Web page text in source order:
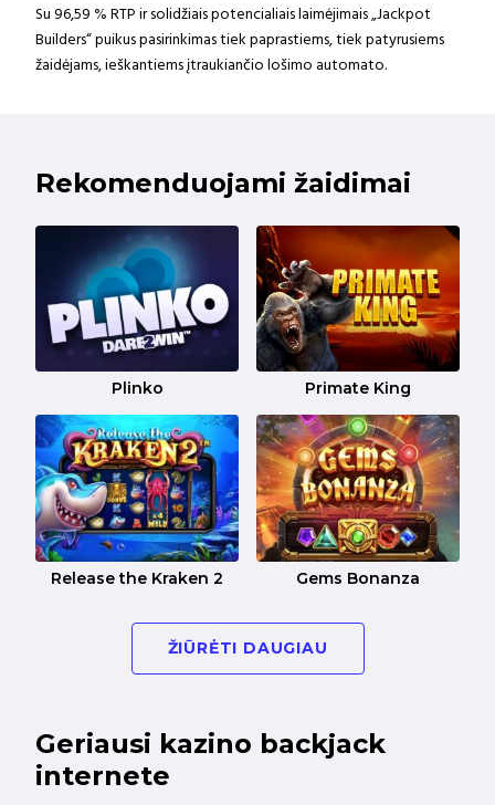
Su 96,59 % RTP ir solidžiais potencialiais laimėjimais „Jackpot
Builders“ puikus pasirinkimas tiek paprastiems, tiek patyrusiems
žaidėjams, ieškantiems įtraukiančio lošimo automato.
Rekomenduojami žaidimai
Plinko Primate King
Release the Kraken 2 Gems Bonanza
ŽIŪRĖTI DAUGIAU
Geriausi kazino backjack
internete